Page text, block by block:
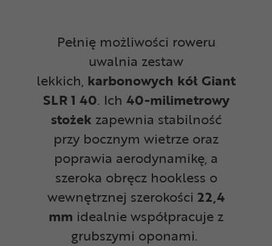
Pełnię możliwości roweru
uwalnia zestaw
lekkich, karbonowych kół Giant
SLR 1 40. Ich 40-milimetrowy
stożek zapewnia stabilność
przy bocznym wietrze oraz
poprawia aerodynamikę, a
szeroka obręcz hookless o
wewnętrznej szerokości 22,4
mm idealnie współpracuje z
grubszymi oponami.